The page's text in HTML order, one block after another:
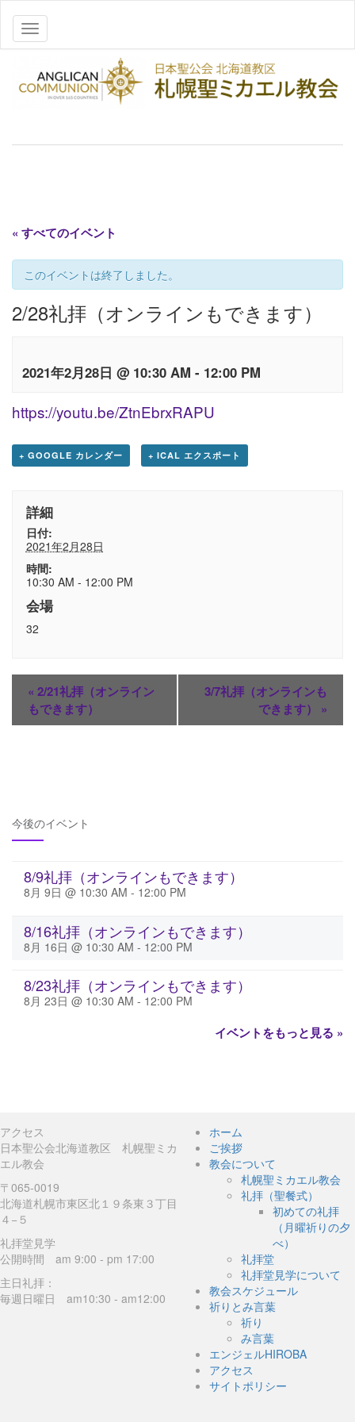
ナビゲーションを切り替え
« すべてのイベント
このイベントは終了しました。
2/28礼拝（オンラインもできます）
2021年2月28日 @ 10:30 AM - 12:00 PM
https://youtu.be/ZtnEbrxRAPU
+ GOOGLE カレンダー + ICAL エクスポート
詳細
日付:
2021年2月28日
時間:
10:30 AM - 12:00 PM
会場
32
« 2/21礼拝（オンライン
もできます）
3/7礼拝（オンラインも
できます） »
今後のイベント
8/9礼拝（オンラインもできます）
8月 9日 @ 10:30 AM - 12:00 PM
8/16礼拝（オンラインもできます）
8月 16日 @ 10:30 AM - 12:00 PM
8/23礼拝（オンラインもできます）
8月 23日 @ 10:30 AM - 12:00 PM
イベントをもっと見る »
アクセス
日本聖公会北海道教区 札幌聖ミカ
エル教会
〒065-0019
北海道札幌市東区北１９条東３丁目
４−５
礼拝堂見学
公開時間 am 9:00 - pm 17:00
主日礼拝：
毎週日曜日 am10:30 - am12:00
ホーム
ご挨拶
教会について
札幌聖ミカエル教会
礼拝（聖餐式）
初めての礼拝
（月曜祈りの夕
べ）
礼拝堂
礼拝堂見学について
教会スケジュール
祈りとみ言葉
祈り
み言葉
エンジェルHIROBA
アクセス
サイトポリシー